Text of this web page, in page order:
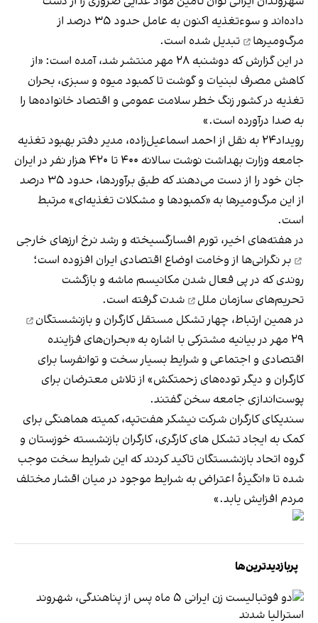
داده‌اند و سوء‌تغذیه اکنون به عامل
حدود ۳۵ درصد از
مرگ‌ومیرها
تبدیل شده است.
در این گزارش که دوشنبه ۲۸ مهر منتشر شد، آمده است: «از
کاهش مصرف لبنیات و گوشت تا کمبود میوه و سبزی، بحران
تغذیه در کشور زنگ خطر سلامت عمومی و اقتصاد خانواده‌ها را
به صدا درآورده است.»
رویداد۲۴ به نقل از احمد اسماعیل‌زاده، مدیر دفتر بهبود تغذیه
جامعه وزارت بهداشت نوشت سالانه ۴۰۰ تا ۴۲۰ هزار نفر در ایران
جان خود را از دست می‌دهند که طبق برآوردها، حدود ۳۵ درصد
از این مرگ‌ومیرها به «کمبود‌ها و مشکلات تغذیه‌ای» مرتبط
است.
در هفته‌های اخیر، تورم افسارگسیخته و رشد نرخ ارزهای خارجی
بر نگرانی‌ها از وخامت اوضاع اقتصادی ایران افزوده است؛
روندی که در پی فعال شدن مکانیسم ماشه وبازگشت
تحریم‌های سازمان ملل
شدت گرفته است.
در همین ارتباط، چهار تشکل مستقل کارگران و بازنشستگان
۲۹ مهر در بیانیه مشترکی با اشاره به «بحران‌های فزاینده
اقتصادی و اجتماعی و شرایط بسیار سخت و توانفرسا برای
کارگران و دیگر توده‌های زحمتکش» از تلاش معترضان برای
پوست‌اندازی جامعه سخن گفتند.
سندیکای کارگران شرکت نیشکر هفت‌تپه، کمیته هماهنگی برای
کمک به ایجاد تشکل های کارگری،‌ کارگران بازنشسته خوزستان و
گروه اتحاد بازنشستگان تاکید کردند که این شرایط سخت موجب
شده تا «انگیزۀ اعتراض به شرایط موجود در میان اقشار مختلف
مردم افزایش یابد.»
پربازدیدترین‌ها